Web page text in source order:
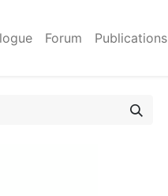
Forum Publications